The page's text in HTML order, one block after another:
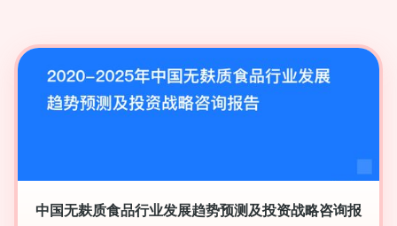
中国无麸质食品行业发展趋势预测及投资战略咨询报